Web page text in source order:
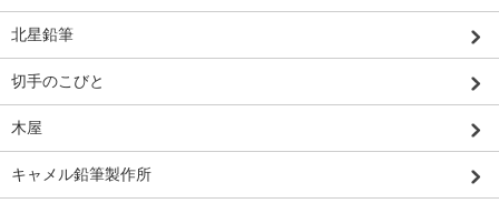
北星鉛筆
切手のこびと
木屋
キャメル鉛筆製作所